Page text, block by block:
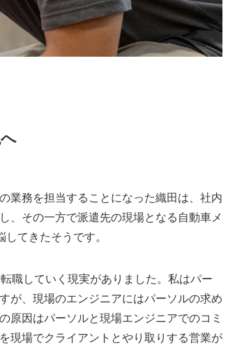
業務を担当することになった織田は、社内
、その一方で派遣先の現場となる自動車メ
てきたそうです。
職していく現実がありました。私はパー
が、現場のエンジニアにはパーソルの求め
原因はパーソルと現場エンジニアでのコミ
現場でクライアントとやり取りする営業が